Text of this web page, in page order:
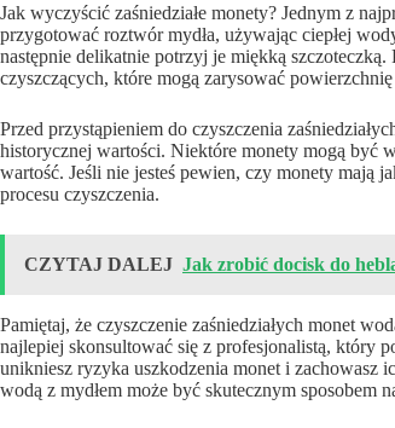
Jak wyczyścić zaśniedziałe monety? Jednym z
przygotować roztwór mydła, używając ciepłej
następnie delikatnie potrzyj je miękką
czyszczących, które mogą zarysować
Przed przystąpieniem do czyszczenia
historycznej wartości. Niektóre monety mogą być
wartość. Jeśli nie jesteś pewien, czy monety mają
procesu czyszczenia.
CZYTAJ DALEJ Jak zrobić docisk do
Pamiętaj, że czyszczenie zaśniedziałych monet
najlepiej skonsultować się z profesjonalistą, który
unikniesz ryzyka uszkodzenia monet i zachowasz
wodą z mydłem może być skutecznym